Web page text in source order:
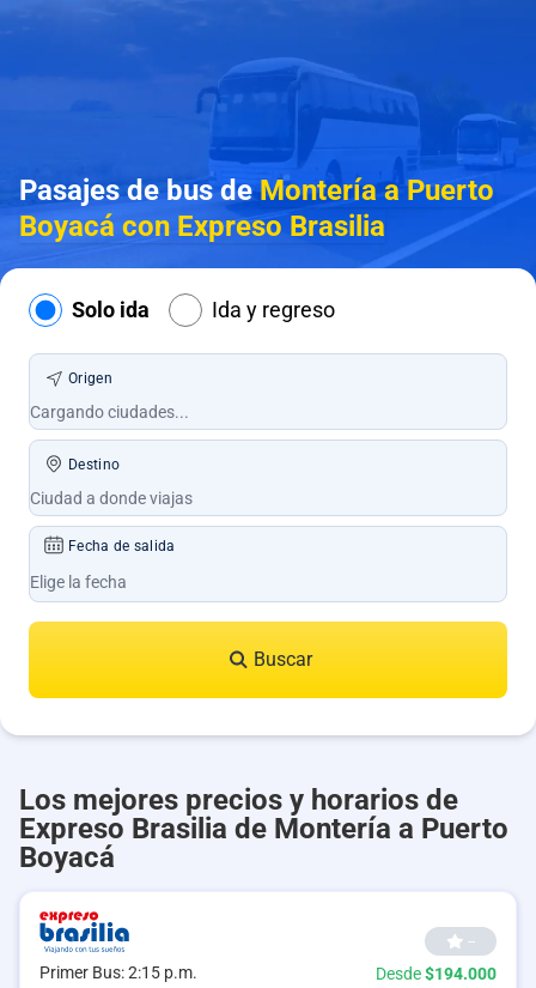
Pasajes de bus deMontería a Puerto
Boyacá con Expreso Brasilia
Solo ida Ida y regreso
Origen
Destino
Fecha de salida
Buscar
Los mejores precios y horarios de
Expreso Brasilia de Montería a Puerto
Boyacá
Primer Bus: 2:15 p.m.
--
Desde$194.000